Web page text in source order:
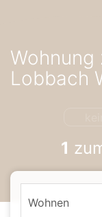
zur
Navigation
zum
Wohnung
Lobbach
1
Wohnen